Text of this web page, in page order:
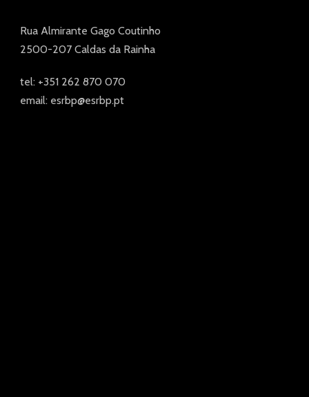
Rua Almirante Gago Coutinho
2500-207 Caldas da Rainha
tel: +351 262 870 070
email: esrbp@esrbp.pt